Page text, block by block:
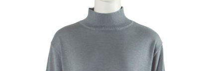
ジュニア・ティーンズ下着
寝具・インテリア・家具
寝具・インテリア・家具通販すべて
美容・健康
ジュニア・ティーンズ下着
キッチン・雑貨・日用品
寝具・インテリア・家具通販すべて
寝具・ベッド
美容・健康通販すべて
美容・健康・サプリメント
制服・スクール
制服・スクールすべて
大きいサイズ